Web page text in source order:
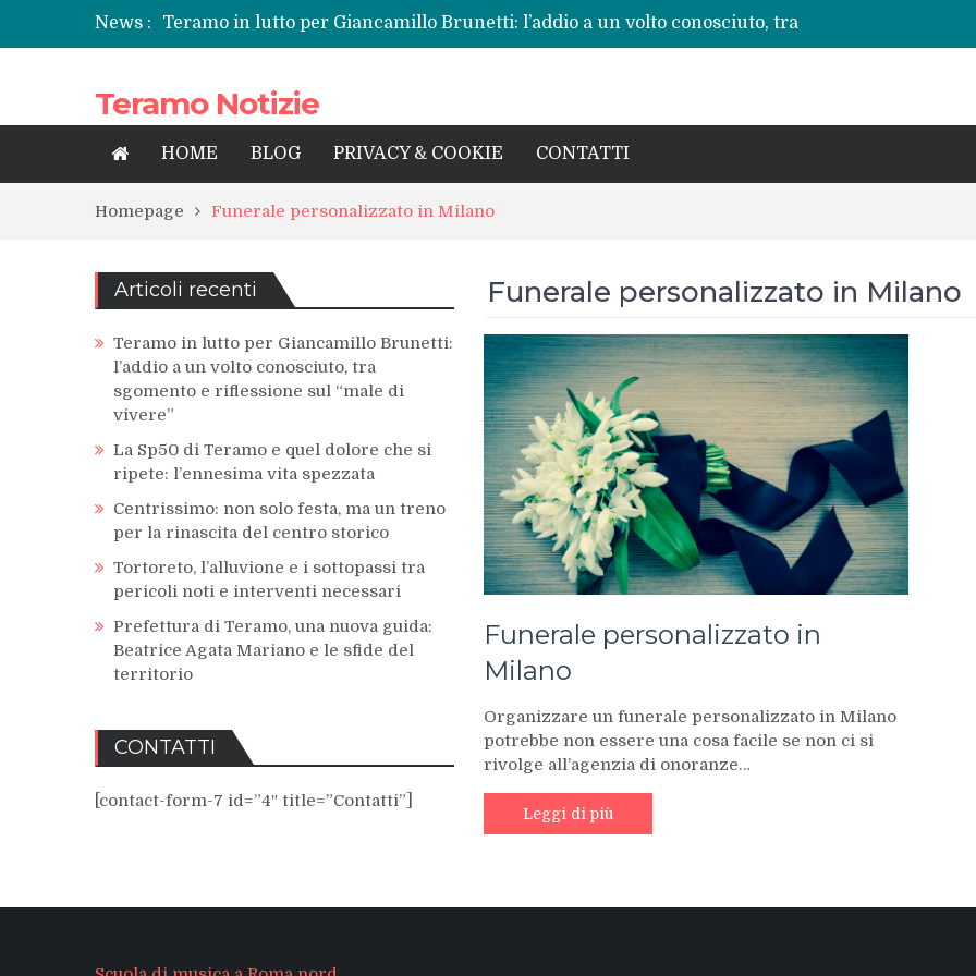
News :
Teramo in lutto per Giancamillo Brunetti: l’addio a un volto conosciuto, tra
sgomento e riflessione sul “male di vivere”
Centrissimo: non solo festa, ma un treno per la rinascita del centro storico
Tortoreto, l’alluvione e i sottopassi tra pericoli noti e interventi necessari
Prefettura di Teramo, una nuova guida: Beatrice Agata Mariano e le sfide del
Teramo Notizie
HOME BLOG PRIVACY & COOKIE CONTATTI
Homepage Funerale personalizzato in Milano
Funerale personalizzato in Milano
Funerale personalizzato in
Milano
Organizzare un funerale personalizzato in Milano
potrebbe non essere una cosa facile se non ci si
rivolge all’agenzia di onoranze…
Leggi di più
Articoli recenti
Teramo in lutto per Giancamillo Brunetti:
l’addio a un volto conosciuto, tra
sgomento e riflessione sul “male di
vivere”
La Sp50 di Teramo e quel dolore che si
ripete: l’ennesima vita spezzata
Centrissimo: non solo festa, ma un treno
per la rinascita del centro storico
Tortoreto, l’alluvione e i sottopassi tra
pericoli noti e interventi necessari
Prefettura di Teramo, una nuova guida:
Beatrice Agata Mariano e le sfide del
territorio
CONTATTI
[contact-form-7 id=”4″ title=”Contatti”]